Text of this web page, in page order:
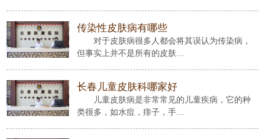
传染性皮肤病有哪些
对于皮肤病很多人都会将其误认为传染病，
但事实上并不是所有的皮肤…
长春儿童皮肤科哪家好
儿童皮肤病是非常常见的儿童疾病，它的种
类很多，如水痘，痱子，手…